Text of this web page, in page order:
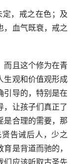
，戒之在色；及
，血气既衰，戒之
而且这个修为在青
生观和价值观形成
引导的，特别是在
，让孩子们真正了
是合理的需要，那
告诫后人，少之
是背道而驰的，